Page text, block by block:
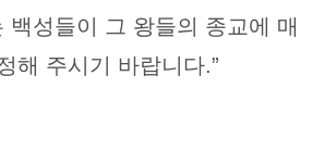
백성들이 그 왕들의 종교에 매
해 주시기 바랍니다.”